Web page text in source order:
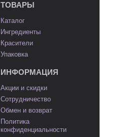
ТОВАРЫ
Каталог
Ингредиенты
Красители
Упаковка
ИНФОРМАЦИЯ
Акции и скидки
Сотрудничество
Обмен и возврат
Политика
конфиденциальности